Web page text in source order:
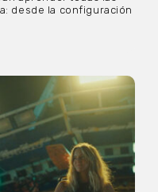
desde la configuración